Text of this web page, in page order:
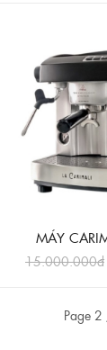
MÁY
15.000.000đ
Page